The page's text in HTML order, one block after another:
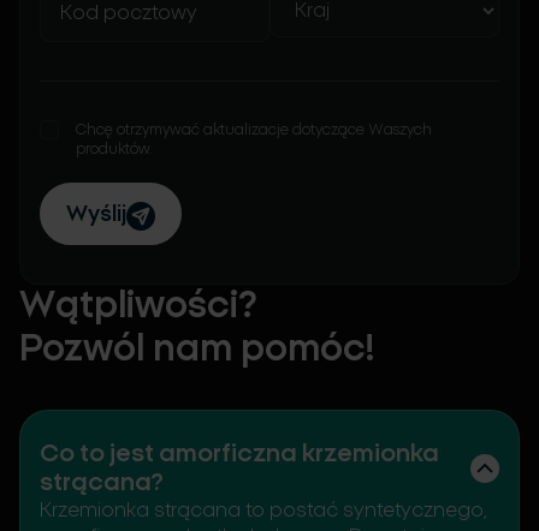
Chcę otrzymywać aktualizacje dotyczące Waszych
produktów.
Wyślij
Wątpliwości?
Pozwól nam pomóc!
Co to jest amorficzna krzemionka
strącana?
Krzemionka strącana to postać syntetycznego,